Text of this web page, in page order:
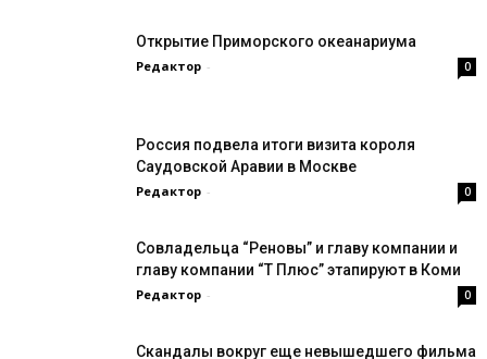
Открытие Приморского океанариума
Редактор - 0
Россия подвела итоги визита короля
Саудовской Аравии в Москве
Редактор - 0
Совладельца “Реновы” и главу компании и
главу компании “Т Плюс” этапируют в Коми
Редактор - 0
Скандалы вокруг еще невышедшего фильма